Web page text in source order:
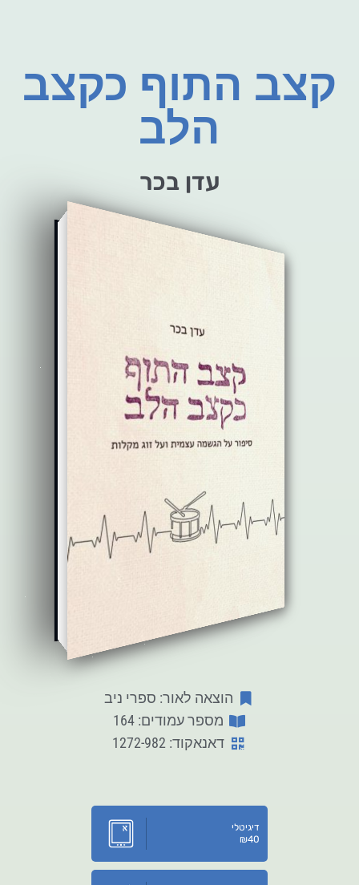
קצב התוף כקצב
הלב
עדן בכר
הוצאה לאור: ספרי ניב
מספר עמודים: 164
דאנאקוד: 1272-982
דיגיטלי
₪40